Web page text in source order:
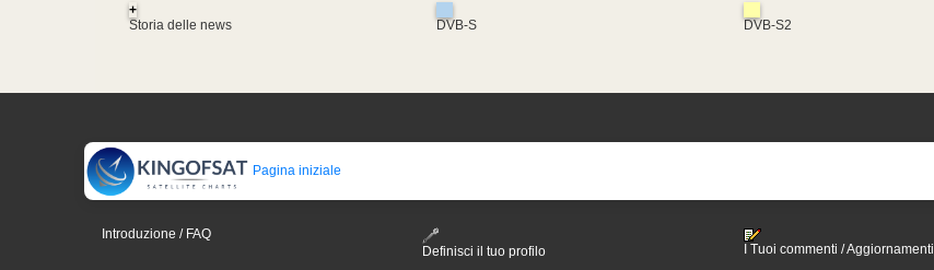
+
Storia delle news
DVB-S DVB-S2
Pagina iniziale
Introduzione / FAQ
Definisci il tuo profilo
I Tuoi commenti / Aggiornamenti